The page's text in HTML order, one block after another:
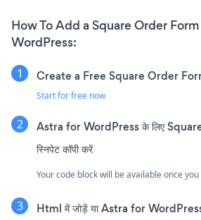
How To Add a Square Order
WordPress:
Create a Free Square Order
Start for free now
Astra for WordPress के लिए
स्निपेट कॉपी करें
Your code block will be available once
Html में जोड़ें या Astra for WordPress